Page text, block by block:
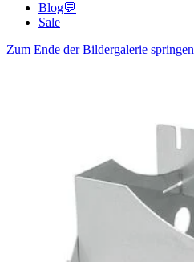
Blog💬
Sale
Zum Ende der Bildergalerie springen